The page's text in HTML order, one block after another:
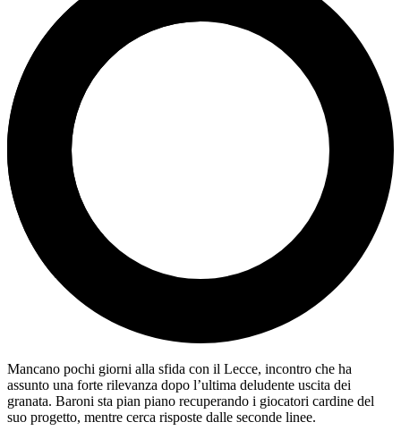
Mancano pochi giorni alla sfida con il Lecce, incontro che ha
assunto una forte rilevanza dopo l’ultima deludente uscita dei
granata. Baroni sta pian piano recuperando i giocatori cardine del
suo progetto, mentre cerca risposte dalle seconde linee.